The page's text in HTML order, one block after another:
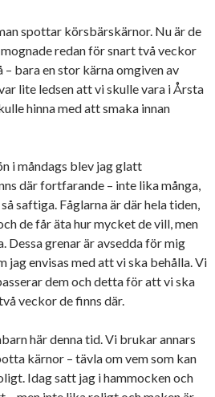
spottar körsbärskärnor. Nu är de
redan för snart två veckor
– bara en stor kärna omgiven av
lite ledsen att vi skulle vara i Årsta
hinna med att smaka innan
i måndags blev jag glatt
där fortfarande – inte lika många,
saftiga. Fåglarna är där hela tiden,
de får äta hur mycket de vill, men
Dessa grenar är avsedda för mig
jag envisas med att vi ska behålla. Vi
dem och detta för att vi ska
veckor de finns där.
här denna tid. Vi brukar annars
kärnor – tävla om vem som kan
Idag satt jag i hammocken och